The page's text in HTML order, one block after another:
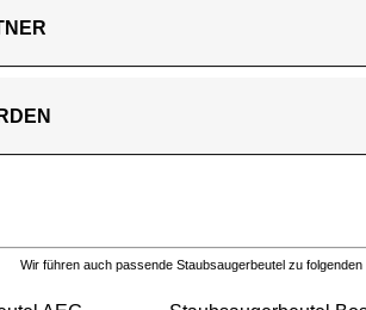
Wir führen auch passende Staubsaugerbeutel zu folgenden